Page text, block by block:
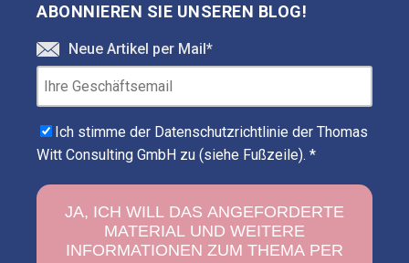
ABONNIEREN SIE UNSEREN BLOG!
Neue Artikel per Mail*
Ich stimme der Datenschutzrichtlinie der Thomas
Witt Consulting GmbH zu (siehe Fußzeile). *